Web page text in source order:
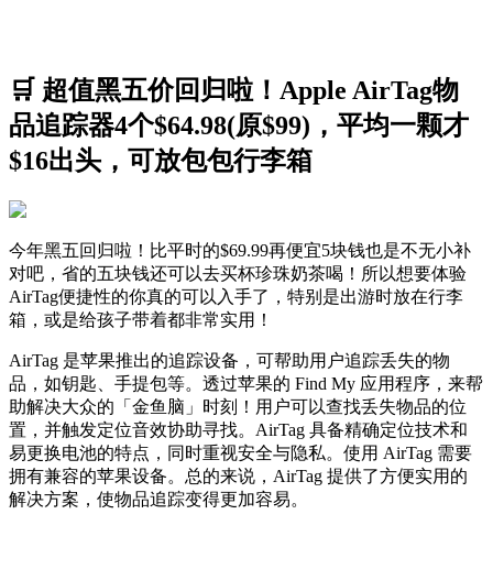
🛒 超值黑五价回归啦！Apple AirTag物
品追踪器4个$64.98(原$99)，平均一颗才
$16出头，可放包包行李箱
今年黑五回归啦！比平时的$69.99再便宜5块钱也是不无小补
对吧，省的五块钱还可以去买杯珍珠奶茶喝！所以想要体验
AirTag便捷性的你真的可以入手了，特别是出游时放在行李
箱，或是给孩子带着都非常实用！
AirTag 是苹果推出的追踪设备，可帮助用户追踪丢失的物
品，如钥匙、手提包等。透过苹果的 Find My 应用程序，来帮
助解决大众的「金鱼脑」时刻！用户可以查找丢失物品的位
置，并触发定位音效协助寻找。AirTag 具备精确定位技术和
易更换电池的特点，同时重视安全与隐私。使用 AirTag 需要
拥有兼容的苹果设备。总的来说，AirTag 提供了方便实用的
解决方案，使物品追踪变得更加容易。